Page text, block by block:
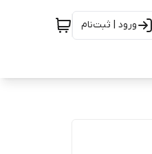
ورود | ثبت‌نام